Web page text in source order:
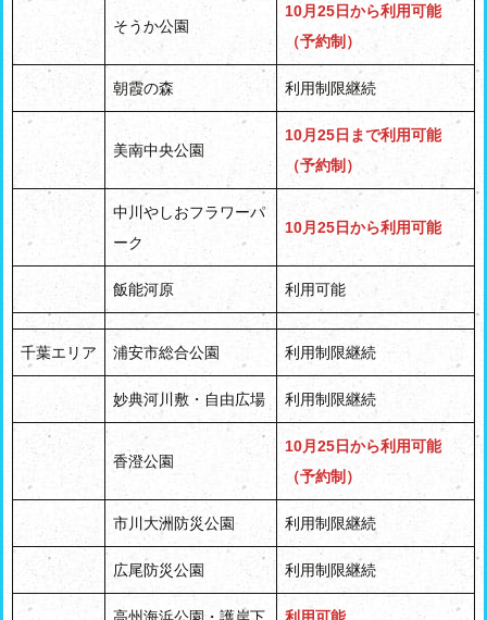
そうか公園
10月25日から利用可能
（予約制）
朝霞の森 利用制限継続
美南中央公園
10月25日まで利用可能
（予約制）
中川やしおフラワーパ
ーク
10月25日から利用可能
飯能河原 利用可能
千葉エリア 浦安市総合公園 利用制限継続
妙典河川敷・自由広場 利用制限継続
香澄公園
10月25日から利用可能
（予約制）
市川大洲防災公園 利用制限継続
広尾防災公園 利用制限継続